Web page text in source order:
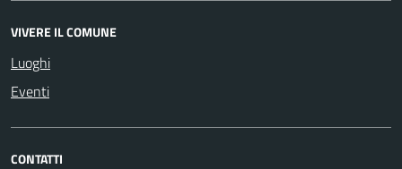
VIVERE IL COMUNE
Luoghi
Eventi
CONTATTI